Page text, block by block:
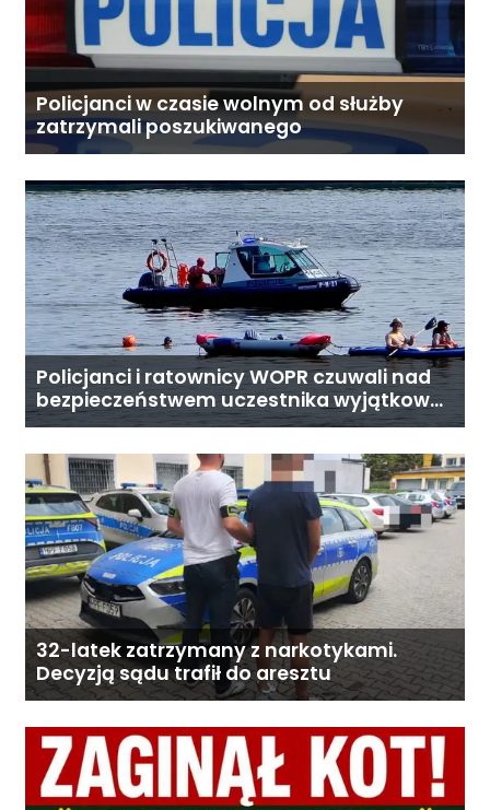
Policjanci w czasie wolnym od służby
zatrzymali poszukiwanego
Policjanci i ratownicy WOPR czuwali nad
bezpieczeństwem uczestnika wyjątkowej
wyprawy
32-latek zatrzymany z narkotykami.
Decyzją sądu trafił do aresztu